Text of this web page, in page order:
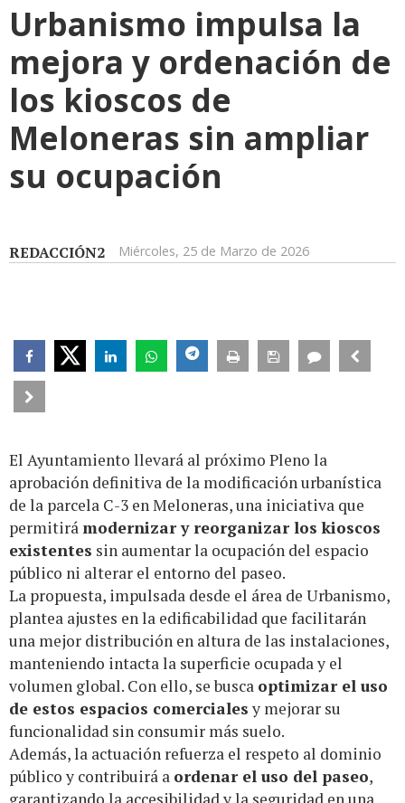
Urbanismo impulsa la
mejora y ordenación de
los kioscos de
Meloneras sin ampliar
su ocupación
REDACCIÓN2 Miércoles, 25 de Marzo de 2026
El Ayuntamiento llevará al próximo Pleno la
aprobación definitiva de la modificación urbanística
de la parcela C-3 en Meloneras, una iniciativa que
permitirá modernizar y reorganizar los kioscos
existentes sin aumentar la ocupación del espacio
público ni alterar el entorno del paseo.
La propuesta, impulsada desde el área de Urbanismo,
plantea ajustes en la edificabilidad que facilitarán
una mejor distribución en altura de las instalaciones,
manteniendo intacta la superficie ocupada y el
volumen global. Con ello, se busca optimizar el uso
de estos espacios comerciales y mejorar su
funcionalidad sin consumir más suelo.
Además, la actuación refuerza el respeto al dominio
público y contribuirá a ordenar el uso del paseo,
garantizando la accesibilidad y la seguridad en una